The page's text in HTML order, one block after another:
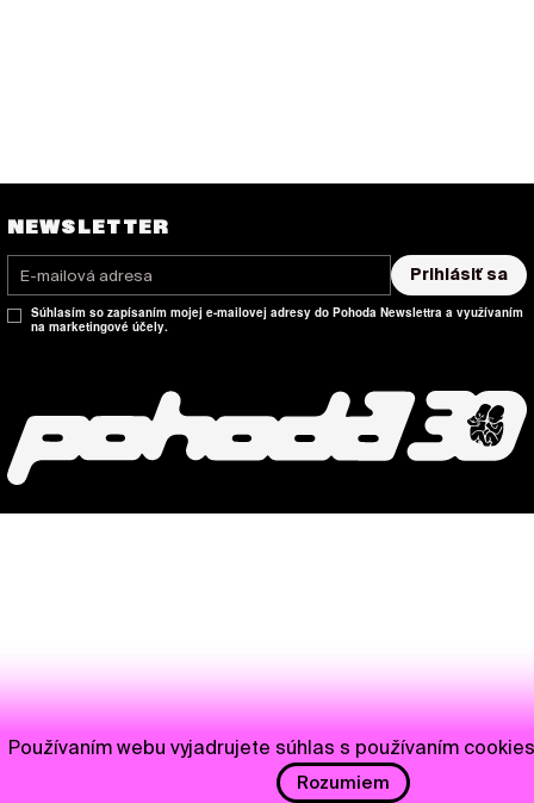
NEWSLETTER
Prihlásiť sa
Súhlasím so zapísaním mojej e-mailovej adresy do Pohoda Newslettra a využívaním
na marketingové účely.
Používaním webu vyjadrujete súhlas s používaním
Rozumiem